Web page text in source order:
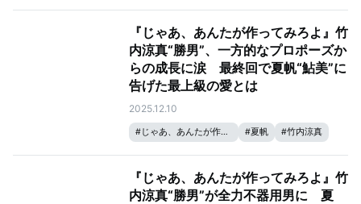
『じゃあ、あんたが作ってみろよ』竹
内涼真“勝男”、一方的なプロポーズか
らの成長に涙 最終回で夏帆“鮎美”に
告げた最上級の愛とは
2025.12.10
#じゃあ、あんたが作ってみろよ #夏帆 #竹内涼真
『じゃあ、あんたが作ってみろよ』竹
内涼真“勝男”が全力不器用男に 夏